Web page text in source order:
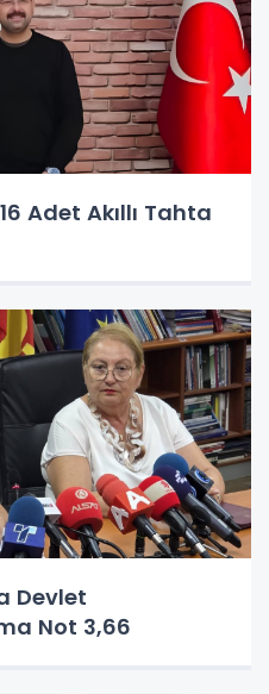
Adet Akıllı Tahta
Devlet
Not 3,66